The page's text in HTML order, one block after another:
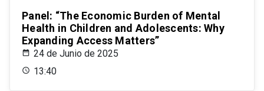
Panel: “The Economic Burden of Mental
Health in Children and Adolescents: Why
Expanding Access Matters”
24 de Junio de 2025
13:40